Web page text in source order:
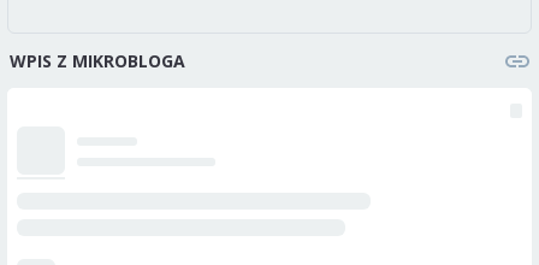
WPIS Z MIKROBLOGA